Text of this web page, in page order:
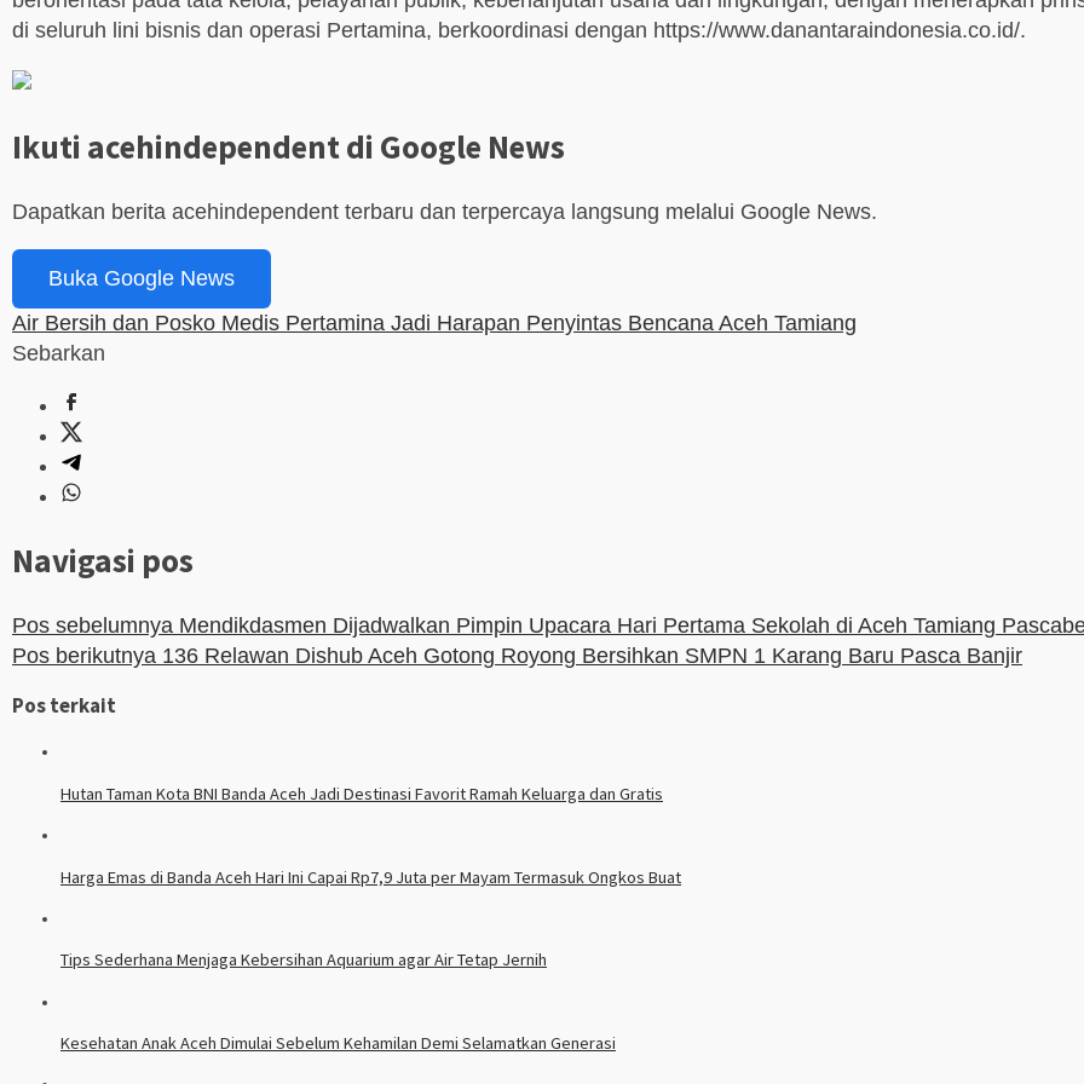
di seluruh lini bisnis dan operasi Pertamina, berkoordinasi dengan https://www.danantaraindonesia.co.id/.
Ikuti acehindependent di Google News
Dapatkan berita acehindependent terbaru dan terpercaya langsung melalui Google News.
Buka Google News
Air Bersih dan Posko Medis Pertamina Jadi Harapan Penyintas Bencana Aceh Tamiang
Sebarkan
Navigasi pos
Pos sebelumnya Mendikdasmen Dijadwalkan Pimpin Upacara Hari Pertama Sekolah di Aceh Tamiang
Pos berikutnya 136 Relawan Dishub Aceh Gotong Royong Bersihkan SMPN 1 Karang Baru Pasca Banjir
Pos terkait
Hutan Taman Kota BNI Banda Aceh Jadi Destinasi Favorit Ramah Keluarga dan Gratis
Harga Emas di Banda Aceh Hari Ini Capai Rp7,9 Juta per Mayam Termasuk Ongkos Buat
Tips Sederhana Menjaga Kebersihan Aquarium agar Air Tetap Jernih
Kesehatan Anak Aceh Dimulai Sebelum Kehamilan Demi Selamatkan Generasi